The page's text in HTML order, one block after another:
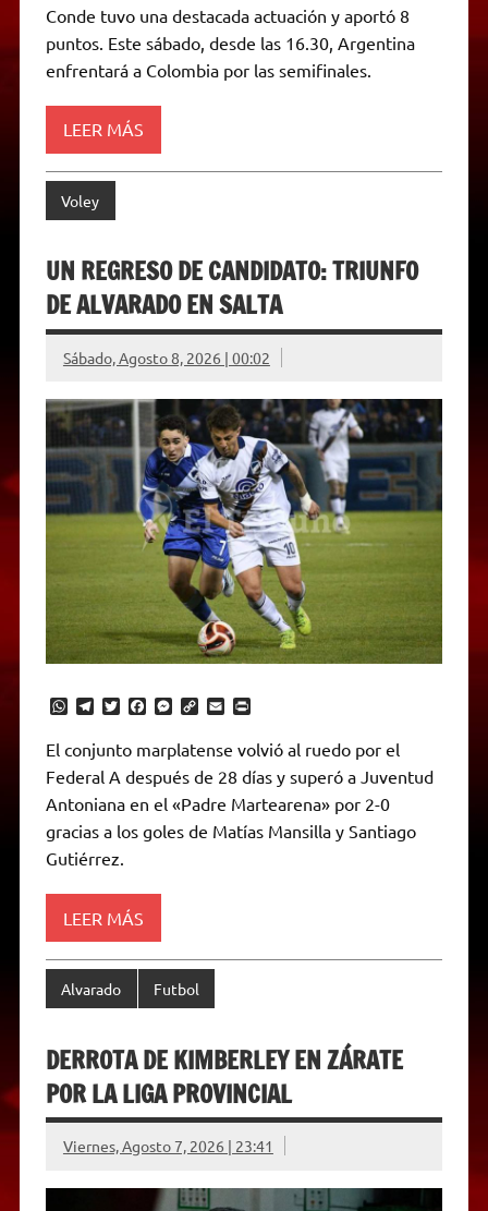
n
d
l
y
Conde tuvo una destacada actuación y aportó 8
puntos. Este sábado, desde las 16.30, Argentina
enfrentará a Colombia por las semifinales.
LEER MÁS
Voley
UN REGRESO DE CANDIDATO: TRIUNFO
DE ALVARADO EN SALTA
Sábado, Agosto 8, 2026 | 00:02
W
t
s
A
p
p
T
l
e
g
r
a
m
T
t
t
r
F
e
b
o
o
k
M
s
s
e
g
e
C
y
L
n
k
E
i
l
P
n
t
r
i
El conjunto marplatense volvió al ruedo por el
Federal A después de 28 días y superó a Juventud
Antoniana en el «Padre Martearena» por 2-0
gracias a los goles de Matías Mansilla y Santiago
Gutiérrez.
LEER MÁS
Alvarado Futbol
DERROTA DE KIMBERLEY EN ZÁRATE
POR LA LIGA PROVINCIAL
Viernes, Agosto 7, 2026 | 23:41